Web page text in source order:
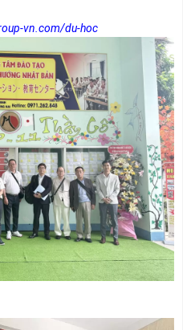
vn.com/du-hoc